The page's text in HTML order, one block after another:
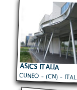
ASICS ITALIA
CUNEO - (CN) -